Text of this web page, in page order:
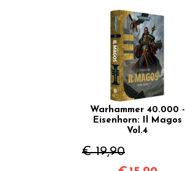
Warhammer 40.000 -
Eisenhorn: Il Magos
Vol.4
€ 19,90